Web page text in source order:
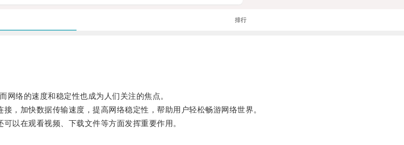
排行
络的速度和稳定性也成为人们关注的焦点。
加快数据传输速度，提高网络稳定性，帮助用户轻松畅游网络世界。
在观看视频、下载文件等方面发挥重要作用。